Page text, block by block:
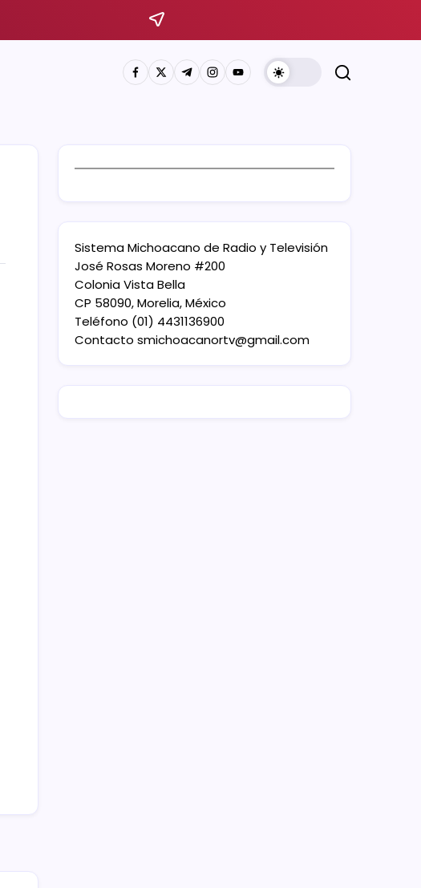
Sistema Michoacano de Radio y Televisión
José Rosas Moreno #200
Colonia Vista Bella
CP 58090, Morelia, México
Teléfono (01) 4431136900
Contacto smichoacanortv@gmail.com